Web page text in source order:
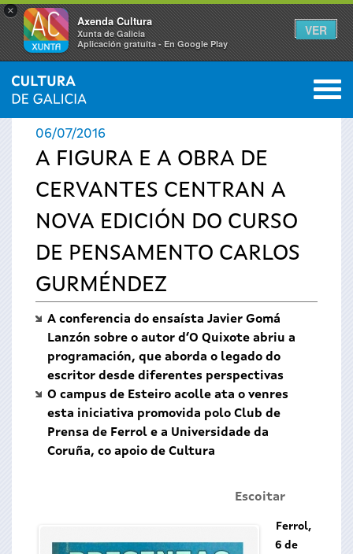
×
Axenda Cultura
Xunta de Galicia
Aplicación gratuíta - En Google Play
VER
Vostede
está
aquí
INICIO › ACTUALIDADE 0
06/07/2016
A FIGURA E A OBRA DE
CERVANTES CENTRAN A
NOVA EDICIÓN DO CURSO
DE PENSAMENTO CARLOS
GURMÉNDEZ
A conferencia do ensaísta Javier Gomá
Lanzón sobre o autor d’O Quixote abriu a
programación, que aborda o legado do
escritor desde diferentes perspectivas
O campus de Esteiro acolle ata o venres
esta iniciativa promovida polo Club de
Prensa de Ferrol e a Universidade da
Coruña, co apoio de Cultura
Escoitar
Ferrol,
6 de